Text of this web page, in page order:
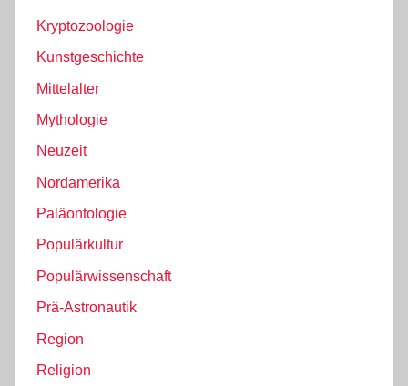
Kryptozoologie
Kunstgeschichte
Mittelalter
Mythologie
Neuzeit
Nordamerika
Paläontologie
Populärkultur
Populärwissenschaft
Prä-Astronautik
Region
Religion